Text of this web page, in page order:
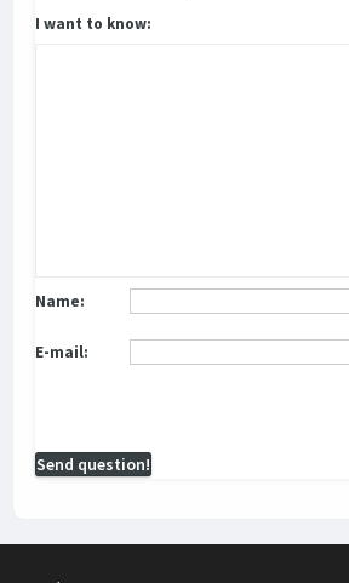
I want to know:
Name:
E-mail:
Send question!